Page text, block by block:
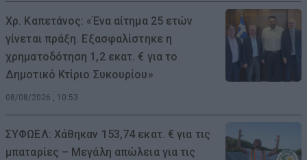
Χρ. Καπετάνος: «Ένα αίτημα 25 ετών
γίνεται πράξη. Εξασφαλίστηκε η
χρηματοδότηση 1,2 εκατ. € για το
Δημοτικό Κτίριο Συκουρίου»
08/08/2026 , 10:53
ΣΥΦΩΕΛ: Χάθηκαν 153,74 εκατ. € για τις
μπαταρίες – Μεγάλη απώλεια για τις